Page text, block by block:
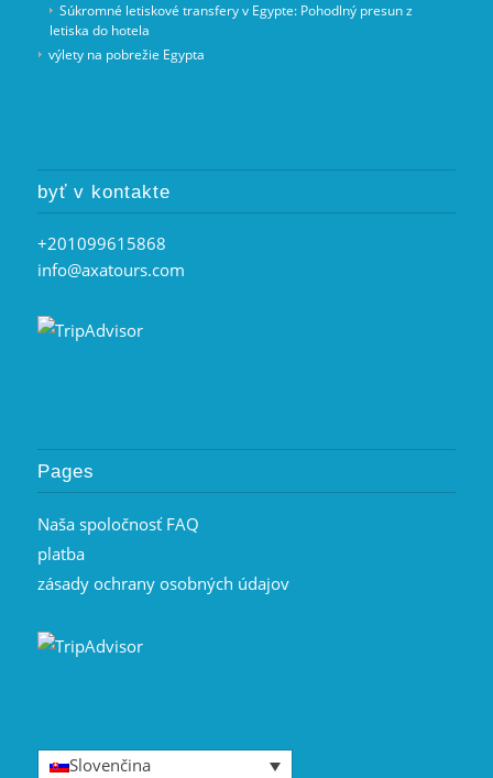
Súkromné letiskové transfery v Egypte: Pohodlný presun z
letiska do hotela
výlety na pobrežie Egypta
byť v kontakte
+201099615868
info@axatours.com
Pages
Naša spoločnosť FAQ
platba
zásady ochrany osobných údajov
Slovenčina